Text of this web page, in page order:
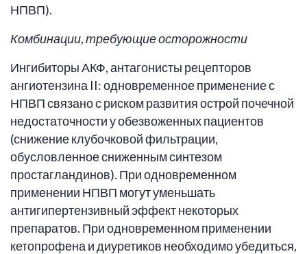
НПВП).
Комбинации, требующие осторожности
Ингибиторы АКФ, антагонисты рецепторов
ангиотензина II: одновременное применение с
НПВП связано с риском развития острой почечной
недостаточности у обезвоженных пациентов
(снижение клубочковой фильтрации,
обусловленное сниженным синтезом
простагландинов). При одновременном
применении НПВП могут уменьшать
антигипертензивный эффект некоторых
препаратов. При одновременном применении
кетопрофена и диуретиков необходимо убедиться,